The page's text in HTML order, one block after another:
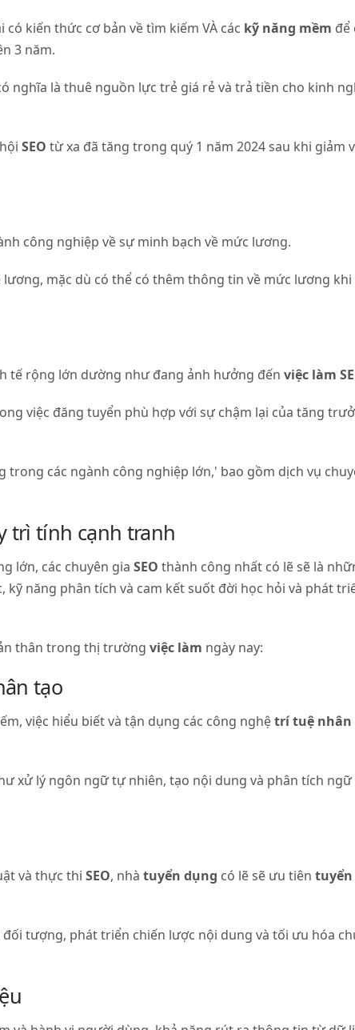
kiến thức cơ bản về tìm kiếm VÀ các kỹ năng mềm để
3 năm.
nghĩa là thuê nguồn lực trẻ giá rẻ và trả tiền cho kinh
SEO từ xa đã tăng trong quý 1 năm 2024 sau khi giảm
công nghiệp về sự minh bạch về mức lương.
lương, mặc dù có thể có thêm thông tin về mức lương
tế rộng lớn dường như đang ảnh hưởng đến việc làm
việc đăng tuyển phù hợp với sự chậm lại của tăng
trong các ngành công nghiệp lớn,' bao gồm dịch vụ
trì tính cạnh tranh
lớn, các chuyên gia SEO thành công nhất có lẽ sẽ là
năng phân tích và cam kết suốt đời học hỏi và phát
thân trong thị trường việc làm ngày nay:
tạo
việc hiểu biết và tận dụng các công nghệtrí tuệ nhân
xử lý ngôn ngữ tự nhiên, tạo nội dung và phân tích ngữ
và thực thi SEO, nhà tuyển dụng có lẽ sẽ ưu tiên
tượng, phát triển chiến lược nội dung và tối ưu hóa